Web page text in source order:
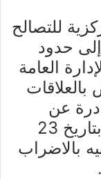
للتصالح
إلى حدود
العامة
عن
الإتحاد العام التونسي للشغل بتاريخ 23
بالاضراب